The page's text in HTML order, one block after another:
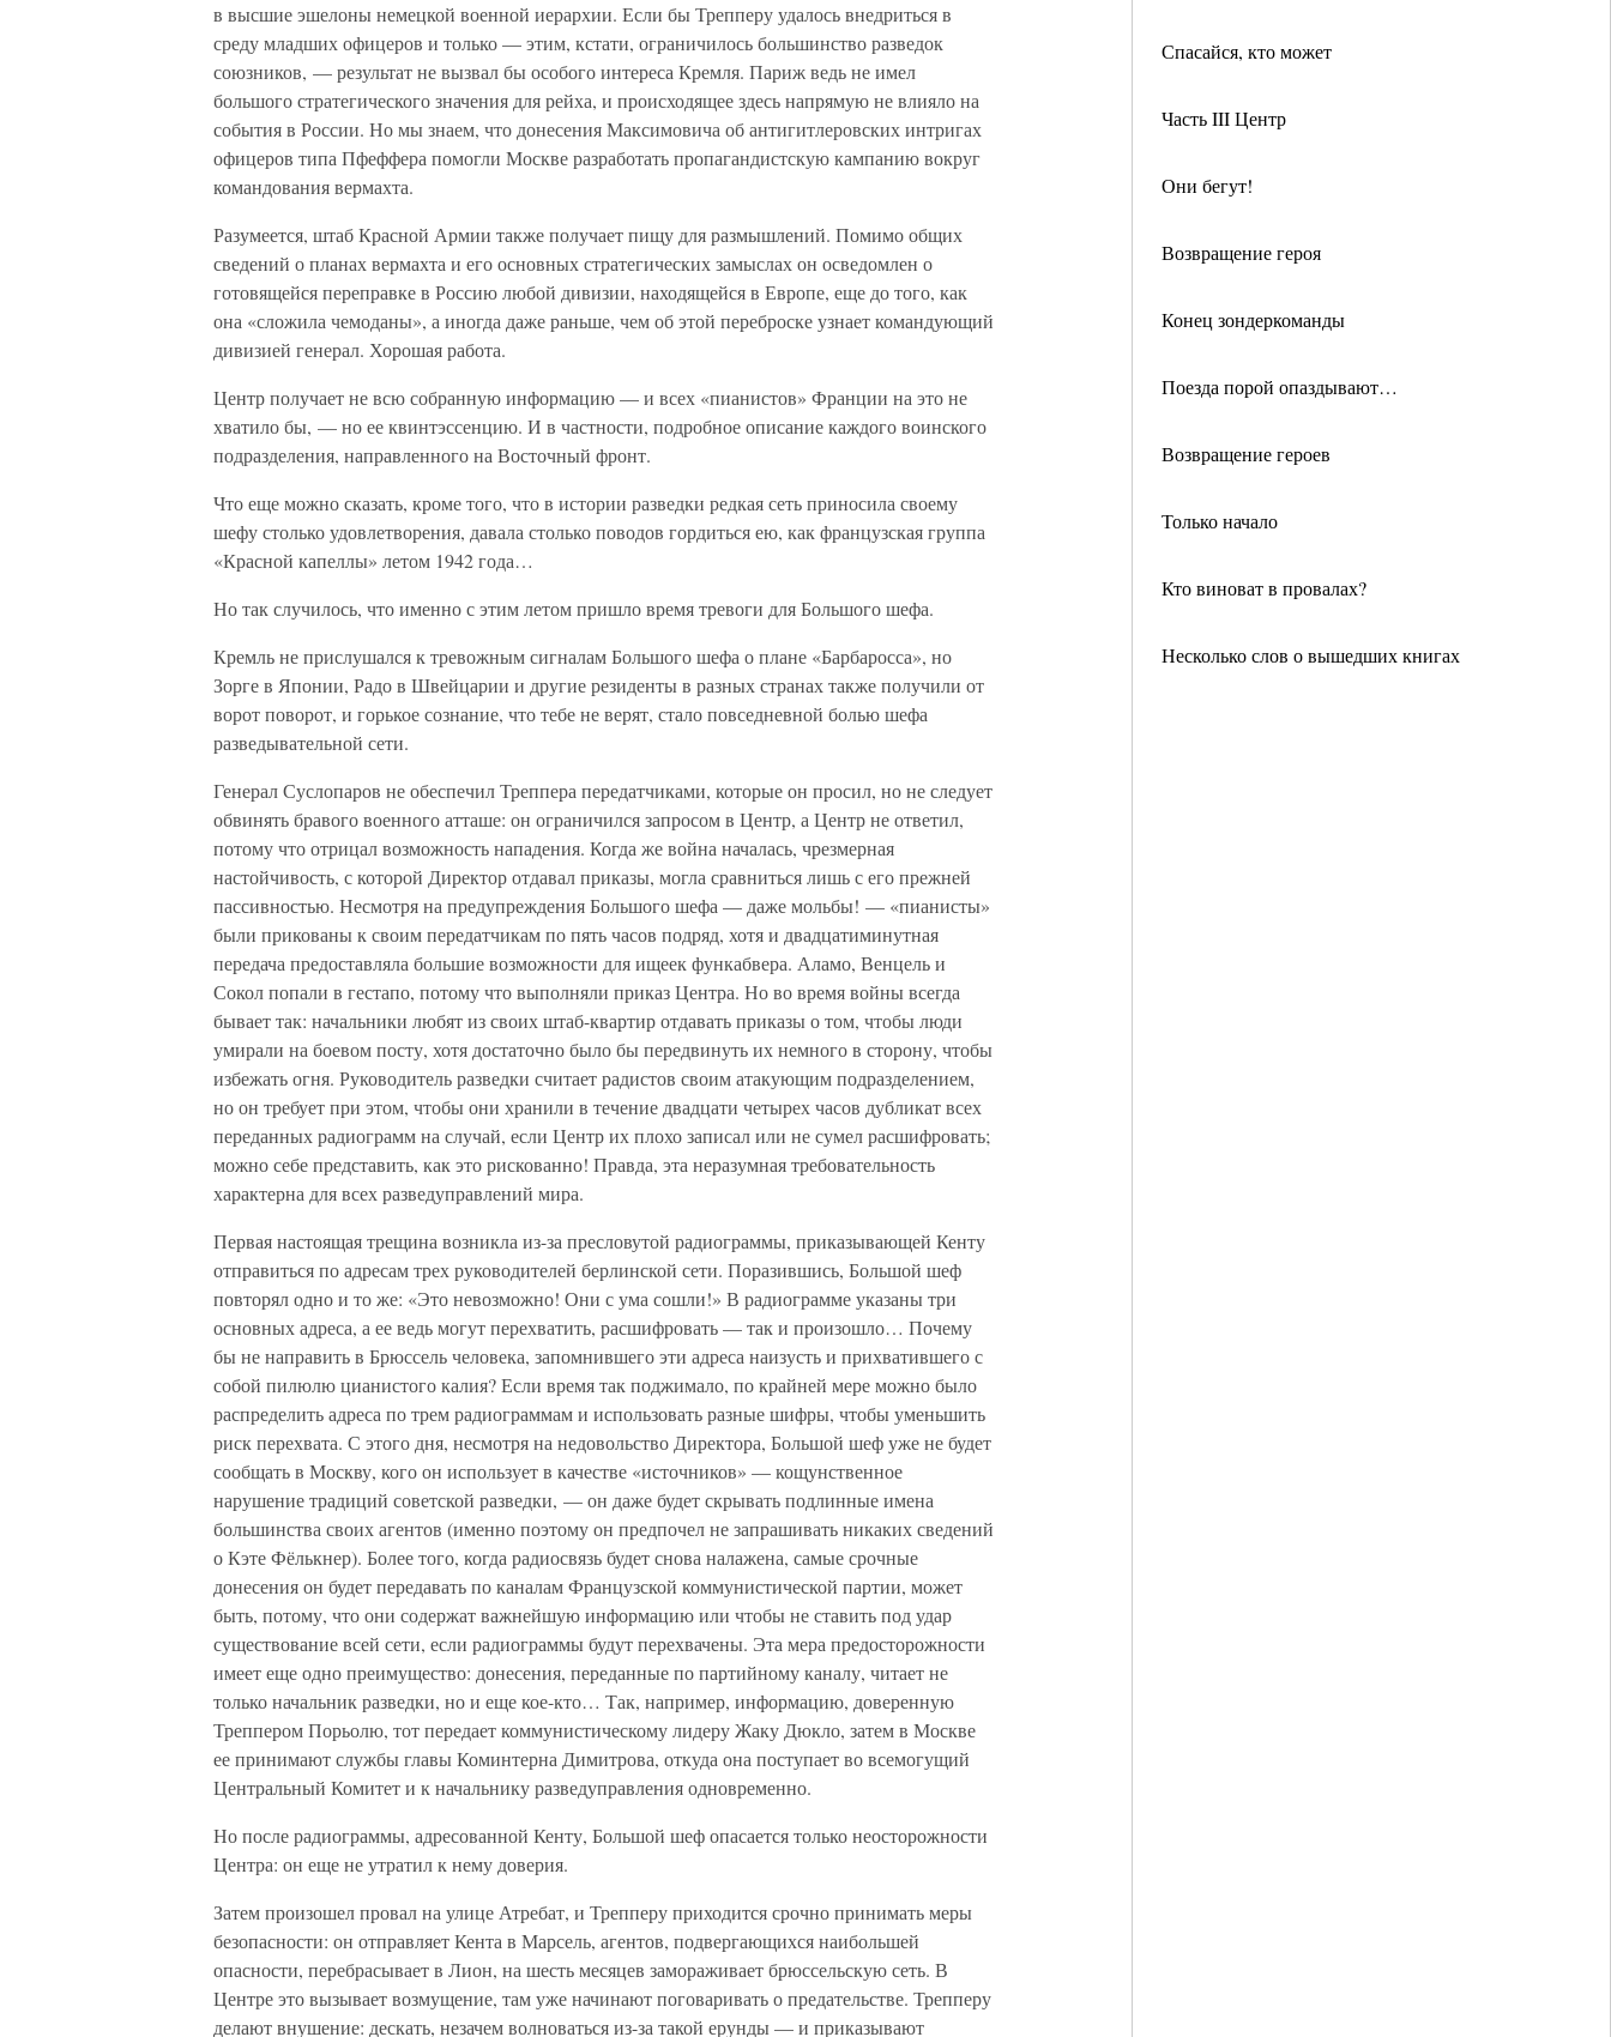
Спасайся, кто может
Часть III Центр
Они бегут!
Возвращение героя
Конец зондеркоманды
Поезда порой опаздывают…
Возвращение героев
Только начало
Кто виноват в провалах?
Несколько слов о вышедших книгах
в высшие эшелоны немецкой военной иерархии. Если бы Трепперу удалось внедриться в
среду младших офицеров и только — этим, кстати, ограничилось большинство разведок
союзников, — результат не вызвал бы особого интереса Кремля. Париж ведь не имел
большого стратегического значения для рейха, и происходящее здесь напрямую не влияло на
события в России. Но мы знаем, что донесения Максимовича об антигитлеровских интригах
офицеров типа Пфеффера помогли Москве разработать пропагандистскую кампанию вокруг
командования вермахта.
Разумеется, штаб Красной Армии также получает пищу для размышлений. Помимо общих
сведений о планах вермахта и его основных стратегических замыслах он осведомлен о
готовящейся переправке в Россию любой дивизии, находящейся в Европе, еще до того, как
она «сложила чемоданы», а иногда даже раньше, чем об этой переброске узнает командующий
дивизией генерал. Хорошая работа.
Центр получает не всю собранную информацию — и всех «пианистов» Франции на это не
хватило бы, — но ее квинтэссенцию. И в частности, подробное описание каждого воинского
подразделения, направленного на Восточный фронт.
Что еще можно сказать, кроме того, что в истории разведки редкая сеть приносила своему
шефу столько удовлетворения, давала столько поводов гордиться ею, как французская группа
«Красной капеллы» летом 1942 года…
Но так случилось, что именно с этим летом пришло время тревоги для Большого шефа.
Кремль не прислушался к тревожным сигналам Большого шефа о плане «Барбаросса», но
Зорге в Японии, Радо в Швейцарии и другие резиденты в разных странах также получили от
ворот поворот, и горькое сознание, что тебе не верят, стало повседневной болью шефа
разведывательной сети.
Генерал Суслопаров не обеспечил Треппера передатчиками, которые он просил, но не следует
обвинять бравого военного атташе: он ограничился запросом в Центр, а Центр не ответил,
потому что отрицал возможность нападения. Когда же война началась, чрезмерная
настойчивость, с которой Директор отдавал приказы, могла сравниться лишь с его прежней
пассивностью. Несмотря на предупреждения Большого шефа — даже мольбы! — «пианисты»
были прикованы к своим передатчикам по пять часов подряд, хотя и двадцатиминутная
передача предоставляла большие возможности для ищеек функабвера. Аламо, Венцель и
Сокол попали в гестапо, потому что выполняли приказ Центра. Но во время войны всегда
бывает так: начальники любят из своих штаб-квартир отдавать приказы о том, чтобы люди
умирали на боевом посту, хотя достаточно было бы передвинуть их немного в сторону, чтобы
избежать огня. Руководитель разведки считает радистов своим атакующим подразделением,
но он требует при этом, чтобы они хранили в течение двадцати четырех часов дубликат всех
переданных радиограмм на случай, если Центр их плохо записал или не сумел расшифровать;
можно себе представить, как это рискованно! Правда, эта неразумная требовательность
характерна для всех разведуправлений мира.
Первая настоящая трещина возникла из-за пресловутой радиограммы, приказывающей Кенту
отправиться по адресам трех руководителей берлинской сети. Поразившись, Большой шеф
повторял одно и то же: «Это невозможно! Они с ума сошли!» В радиограмме указаны три
основных адреса, а ее ведь могут перехватить, расшифровать — так и произошло… Почему
бы не направить в Брюссель человека, запомнившего эти адреса наизусть и прихватившего с
собой пилюлю цианистого калия? Если время так поджимало, по крайней мере можно было
распределить адреса по трем радиограммам и использовать разные шифры, чтобы уменьшить
риск перехвата. С этого дня, несмотря на недовольство Директора, Большой шеф уже не будет
сообщать в Москву, кого он использует в качестве «источников» — кощунственное
нарушение традиций советской разведки, — он даже будет скрывать подлинные имена
большинства своих агентов (именно поэтому он предпочел не запрашивать никаких сведений
о Кэте Фёлькнер). Более того, когда радиосвязь будет снова налажена, самые срочные
донесения он будет передавать по каналам Французской коммунистической партии, может
быть, потому, что они содержат важнейшую информацию или чтобы не ставить под удар
существование всей сети, если радиограммы будут перехвачены. Эта мера предосторожности
имеет еще одно преимущество: донесения, переданные по партийному каналу, читает не
только начальник разведки, но и еще кое-кто… Так, например, информацию, доверенную
Треппером Порьолю, тот передает коммунистическому лидеру Жаку Дюкло, затем в Москве
ее принимают службы главы Коминтерна Димитрова, откуда она поступает во всемогущий
Центральный Комитет и к начальнику разведуправления одновременно.
Но после радиограммы, адресованной Кенту, Большой шеф опасается только неосторожности
Центра: он еще не утратил к нему доверия.
Затем произошел провал на улице Атребат, и Трепперу приходится срочно принимать меры
безопасности: он отправляет Кента в Марсель, агентов, подвергающихся наибольшей
опасности, перебрасывает в Лион, на шесть месяцев замораживает брюссельскую сеть. В
Центре это вызывает возмущение, там уже начинают поговаривать о предательстве. Трепперу
делают внушение: дескать, незачем волноваться из-за такой ерунды — и приказывают